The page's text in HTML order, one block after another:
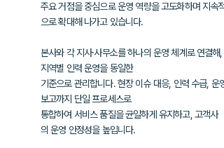
주요 거점을 중심으로 운영 역량을 고도화하며지속적
으로 확대해 나가고 있습니다.
본사와 각 지사·사무소를 하나의 운영 체계로 연결해,
지역별 인력 운영을 동일한
기준으로 관리합니다. 현장 이슈 대응, 인력 수급, 운영
보고까지 단일 프로세스로
통합하여 서비스 품질을 균일하게 유지하고, 고객사
의운영 안정성을 높입니다.